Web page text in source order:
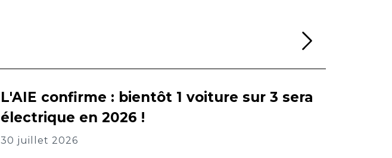
L'AIE confirme : bientôt 1 voiture sur 3 sera
électrique en 2026 !
30 juillet 2026